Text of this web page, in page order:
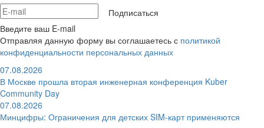
Подписаться
Введите ваш E-mail
Отправляя данную форму вы соглашаетесь с политикой
конфиденциальности персональных данных
07.08.2026
В Москве прошла вторая инженерная конференция Kuber
Community Day
07.08.2026
Минцифры: Ограничения для детских SIM-карт применяются